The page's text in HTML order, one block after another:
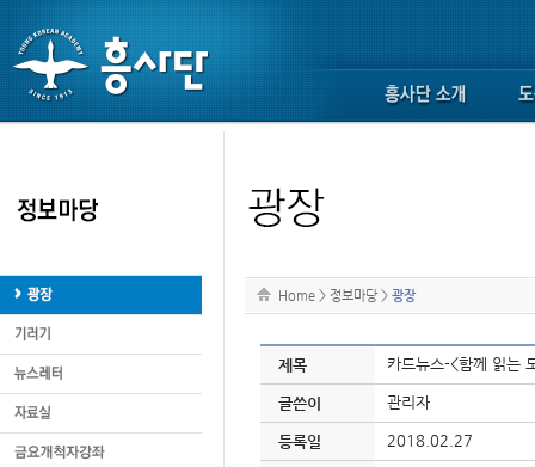
Home > 정보마당 > 광장
제목 카드뉴스-<함께 읽는
글쓴이 관리자
등록일 2018.02.27